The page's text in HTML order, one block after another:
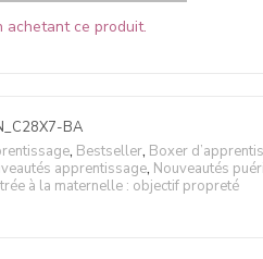
achetant ce produit.
BA
, Bestseller, Boxer
apprentissage, Nouveautés
à la maternelle : objectif propreté